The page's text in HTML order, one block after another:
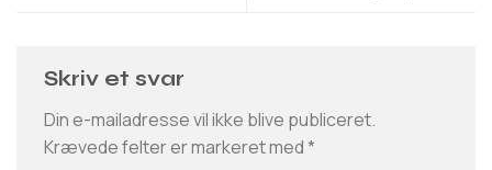
Skriv et svar
Din e-mailadresse vil ikke blive publiceret.
Krævede felter er markeret med*